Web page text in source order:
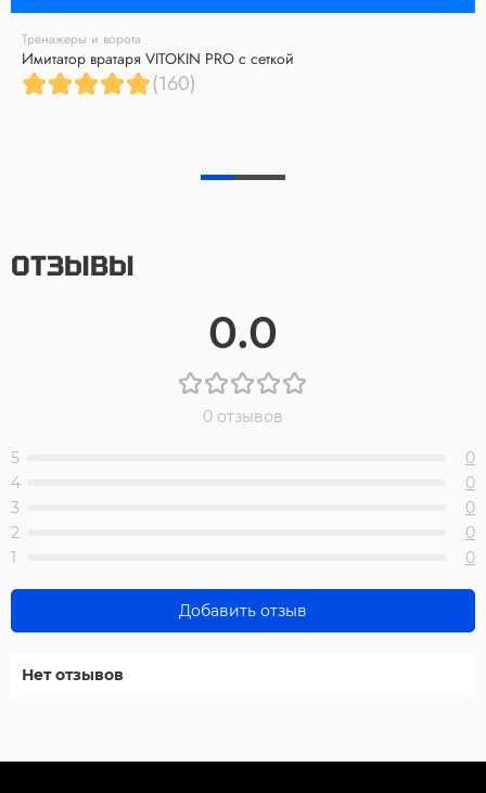
Тренажеры и ворота
Имитатор вратаря VITOKIN PRO с сеткой
(160)
ОТЗЫВЫ
0.0
0 отзывов
5
0
4
0
3
0
2
0
1
0
Добавить отзыв
Нет отзывов